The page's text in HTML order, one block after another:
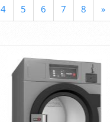
4 5 6 7 8 »